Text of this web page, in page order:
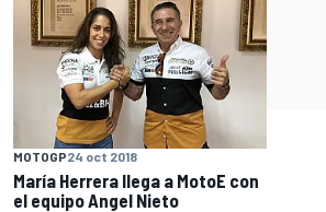
MOTOGP24 oct 2018
María Herrera llega a MotoE con
el equipo Angel Nieto